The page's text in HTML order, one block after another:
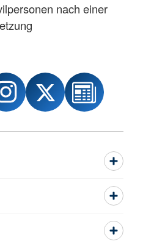
nach einer